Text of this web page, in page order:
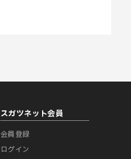
スガツネット会員
会員登録
ログイン